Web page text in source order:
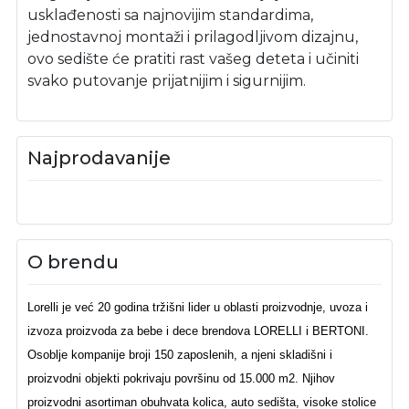
usklađenosti sa najnovijim standardima,
jednostavnoj montaži i prilagodljivom dizajnu,
ovo sedište će pratiti rast vašeg deteta i učiniti
svako putovanje prijatnijim i sigurnijim.
Najprodavanije
O brendu
Lorelli je već 20 godina tržišni lider u oblasti proizvodnje, uvoza i
izvoza proizvoda za bebe i dece brendova LORELLI i BERTONI.
Osoblje kompanije broji 150 zaposlenih, a njeni skladišni i
proizvodni objekti pokrivaju površinu od 15.000 m2. Njihov
proizvodni asortiman obuhvata kolica, auto sedišta, visoke stolice